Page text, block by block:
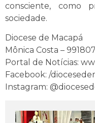
consciente, como
sociedade.
Diocese de Macapá
Mônica Costa –
Portal de Notícias:
Facebook: /
Instagram: